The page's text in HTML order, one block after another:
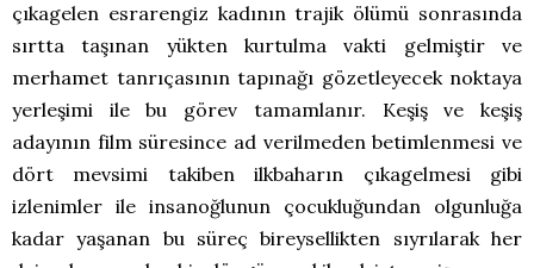
çıkagelen esrarengiz kadının trajik ölümü sonrasında
sırtta taşınan yükten kurtulma vakti gelmiştir ve
merhamet tanrıçasının tapınağı gözetleyecek noktaya
yerleşimi ile bu görev tamamlanır. Keşiş ve keşiş
adayının film süresince ad verilmeden betimlenmesi ve
dört mevsimi takiben ilkbaharın çıkagelmesi gibi
izlenimler ile insanoğlunun çocukluğundan olgunluğa
kadar yaşanan bu süreç bireysellikten sıyrılarak her